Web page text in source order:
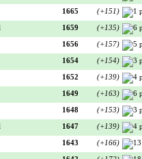
1665
(+151)
1659
(+135)
1656
(+157)
1654
(+154)
1652
(+139)
1649
(+163)
1648
(+153)
1647
(+139)
1643
(+166)